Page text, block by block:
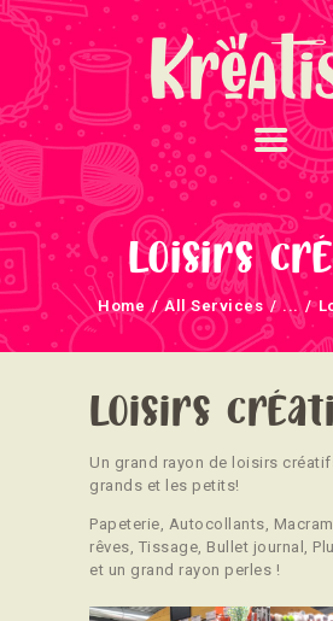
Loisirs
Home All Services ...
ACCUEIL
NOS UNIVERS
ARRIVAGES
ATELIERS ET
ÉVÈNEMENTS
INFOS
NEWSLETTERS
TUTORIELS
CONTACT
Loisirs
Un grand rayon de loisirs
grands et les petits!
Papeterie, Autocollants,
rêves, Tissage, Bullet journal,
et un grand rayon perles !